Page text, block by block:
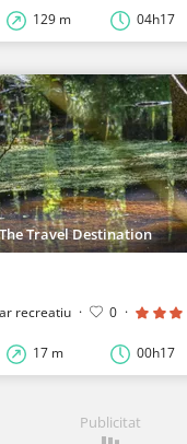
129 m 04h17
Travel Destination
recreatiu · 0 ·
17 m 00h17
Publicitat